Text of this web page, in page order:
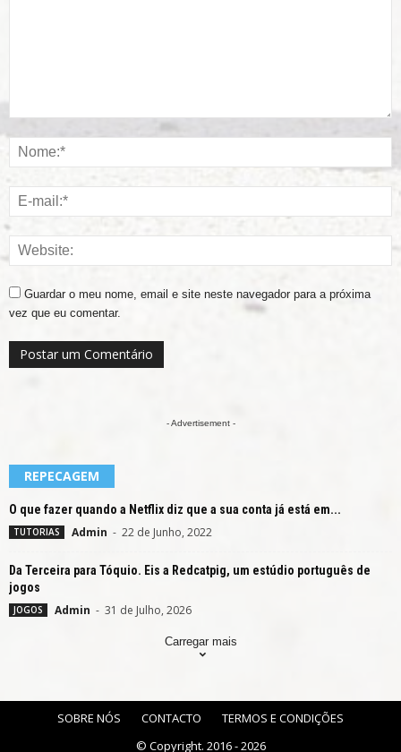
Guardar o meu nome, email e site neste navegador para a próxima
vez que eu comentar.
- Advertisement -
REPECAGEM
O que fazer quando a Netflix diz que a sua conta já está em...
TUTORIAS Admin - 22 de Junho, 2022
Da Terceira para Tóquio. Eis a Redcatpig, um estúdio português de
jogos
JOGOS Admin - 31 de Julho, 2026
Carregar mais
SOBRE NÓS CONTACTO
TERMOS E CONDIÇÕES
© Copyright. 2016 - 2026